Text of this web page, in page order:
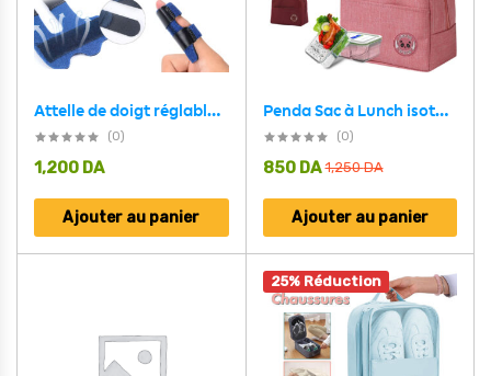
Attelle de doigt réglable avec barre en aluminium pour correction des doigts
(0)
1,200 DA
Ajouter au panier
Penda Sac à Lunch isotherme Portable étanche VGR- حقيبة غداء معزولة محمولة مقاومة للماء
(0)
1,250DA
850 DA
Ajouter au panier
25% Réduction